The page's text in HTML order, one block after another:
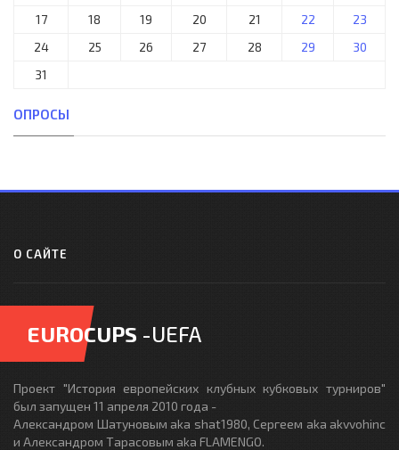
17
18 19 20 21 22
23
24
25 26 27 28 29
30
31
ОПРОСЫ
О САЙТЕ
EUROCUPS -UEFA
Проект "История европейских клубных кубковых турниров"
был запущен 11 апреля 2010 года -
Александром Шатуновым aka shat1980, Сергеем aka akvvohinc
и Александром Тарасовым aka FLAMENGO.